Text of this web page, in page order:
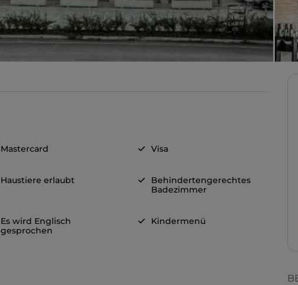
Mastercard Visa
Haustiere erlaubt
Behindertengerechtes
Badezimmer
Es wird Englisch
gesprochen
Kindermenü